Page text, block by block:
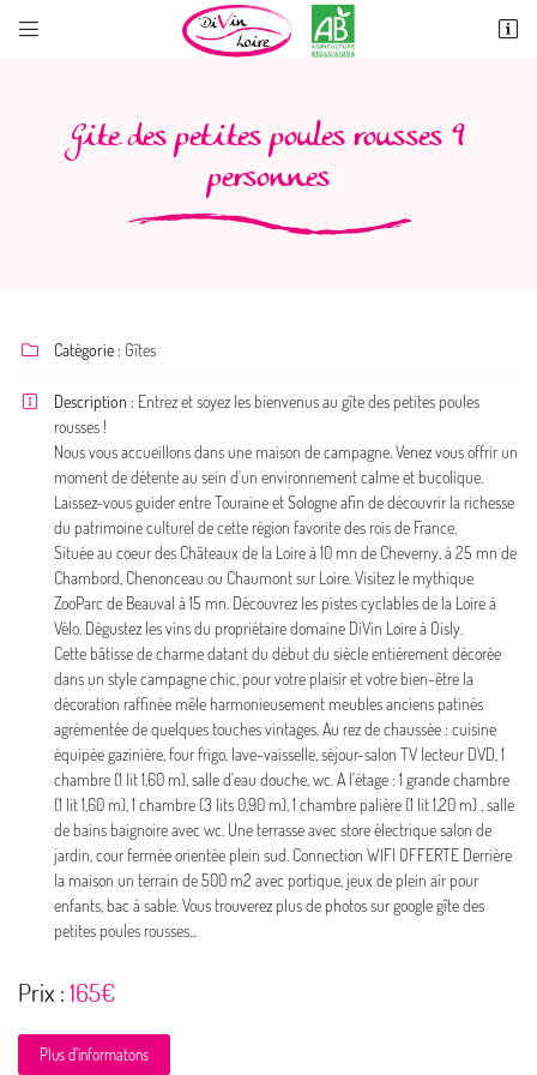
 
60 Rue de Contres
Recopier le code ci-contre
Rafraîchir le captcha
En cochant cette case, vous consentez à recevoir nos propositions commerciales à l'adresse email
désinscription.
Inscription
Gite des petites poules rousses 9
personnes
 Catégorie : Gîtes
 Description : Entrez et soyez les bienvenus au gîte des petites poules
rousses !
Nous vous accueillons dans une maison de campagne. Venez vous offrir un
moment de détente au sein d'un environnement calme et bucolique.
Laissez-vous guider entre Touraine et Sologne afin de découvrir la richesse
du patrimoine culturel de cette région favorite des rois de France.
Située au coeur des Châteaux de la Loire à 10 mn de Cheverny, à 25 mn de
Chambord, Chenonceau ou Chaumont sur Loire. Visitez le mythique
ZooParc de Beauval à 15 mn. Découvrez les pistes cyclables de la Loire à
Vélo. Dégustez les vins du propriétaire domaine DiVin Loire à Oisly.
Cette bâtisse de charme datant du début du siècle entièrement décorée
dans un style campagne chic, pour votre plaisir et votre bien-être la
décoration raffinée mêle harmonieusement meubles anciens patinés
agrémentée de quelques touches vintages. Au rez de chaussée : cuisine
équipée gazinière, four frigo, lave-vaisselle, séjour-salon TV lecteur DVD, 1
chambre (1 lit 1,60 m), salle d'eau douche, wc. A l'étage : 1 grande chambre
(1 lit 1,60 m), 1 chambre (3 lits 0,90 m), 1 chambre palière (1 lit 1,20 m) , salle
de bains baignoire avec wc. Une terrasse avec store électrique salon de
jardin, cour fermée orientée plein sud. Connection WIFI OFFERTE Derrière
la maison un terrain de 500 m2 avec portique, jeux de plein air pour
enfants, bac à sable. Vous trouverez plus de photos sur google gîte des
petites poules rousses...
Prix :165€
Plus d’informatons